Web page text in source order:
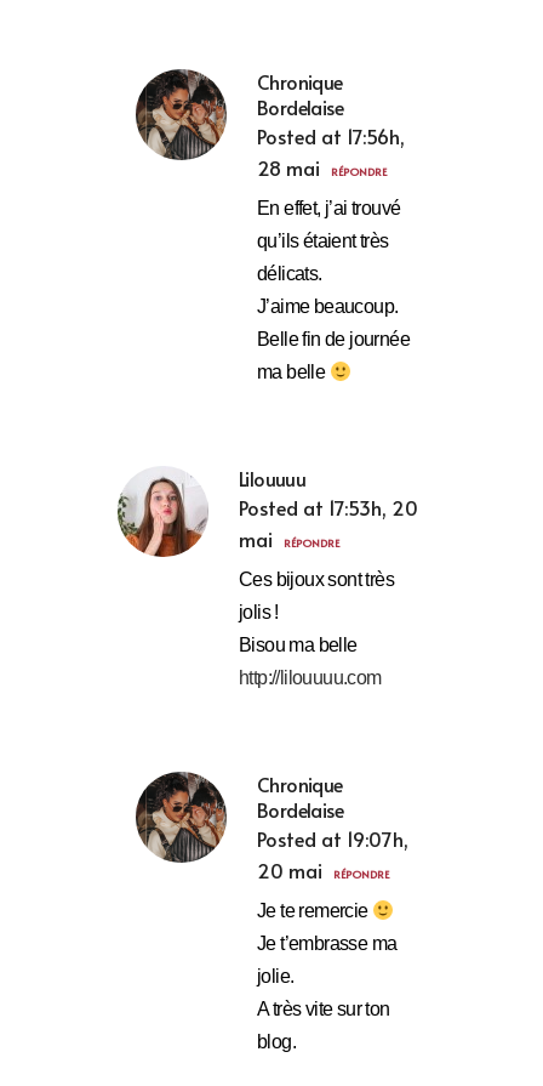
Chronique
Bordelaise
Posted at 17:56h,
28 mai
RÉPONDRE
En effet, j’ai trouvé
qu’ils étaient très
délicats.
J’aime beaucoup.
Belle fin de journée
ma belle
Lilouuuu
Posted at 17:53h, 20
mai
RÉPONDRE
Ces bijoux sont très
jolis !
Bisou ma belle
http://lilouuuu.com
Chronique
Bordelaise
Posted at 19:07h,
20 mai
RÉPONDRE
Je te remercie
Je t’embrasse ma
jolie.
A très vite sur ton
blog.